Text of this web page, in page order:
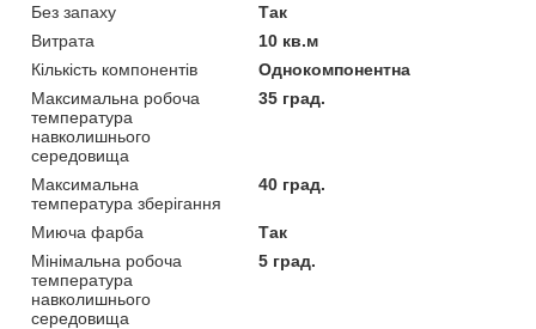
Без запаху
Так
Витрата
10 кв.м
Кількість компонентів
Однокомпонентна
Максимальна робоча
температура
навколишнього
середовища
35 град.
Максимальна
температура зберігання
40 град.
Миюча фарба
Так
Мінімальна робоча
температура
навколишнього
середовища
5 град.